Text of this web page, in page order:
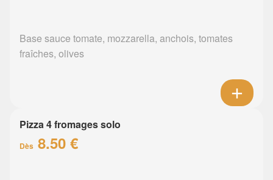
Base sauce tomate, mozzarella, anchois, tomates
fraîches, olives
Pizza 4 fromages solo
Dès 8.50 €